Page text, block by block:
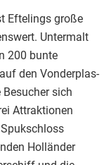
Eftelings große
Untermalt
200 bunte
den Vonderplas-
sich
Attraktionen
Holländer